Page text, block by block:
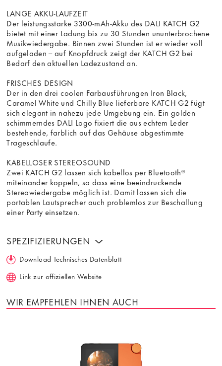
LANGE AKKU-LAUFZEIT
Der leistungsstarke 3300-mAh-Akku des DALI KATCH G2
bietet mit einer Ladung bis zu 30 Stunden ununterbrochene
Musikwiedergabe. Binnen zwei Stunden ist er wieder voll
aufgeladen – auf Knopfdruck zeigt der KATCH G2 bei
Bedarf den aktuellen Ladezustand an.
FRISCHES DESIGN
Der in den drei coolen Farbausführungen Iron Black,
Caramel White und Chilly Blue lieferbare KATCH G2 fügt
sich elegant in nahezu jede Umgebung ein. Ein golden
schimmerndes DALI Logo fixiert die aus echtem Leder
bestehende, farblich auf das Gehäuse abgestimmte
Trageschlaufe.
KABELLOSER STEREOSOUND
Zwei KATCH G2 lassen sich kabellos per Bluetooth®
miteinander koppeln, so dass eine beeindruckende
Stereowiedergabe möglich ist. Damit lassen sich die
portablen Lautsprecher auch problemlos zur Beschallung
einer Party einsetzen.
SPEZIFIZIERUNGEN
Download Technisches Datenblatt
Link zur offiziellen Website
WIR EMPFEHLEN IHNEN AUCH